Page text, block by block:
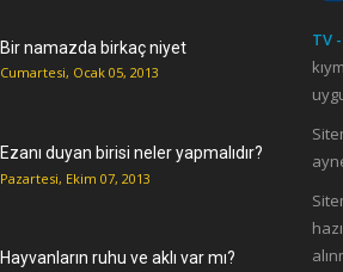
Bir namazda birkaç niyet
Cumartesi, Ocak 05, 2013
Ezanı duyan birisi neler yapmalıdır?
Pazartesi, Ekim 07, 2013
Hayvanların ruhu ve aklı var mı?
TV